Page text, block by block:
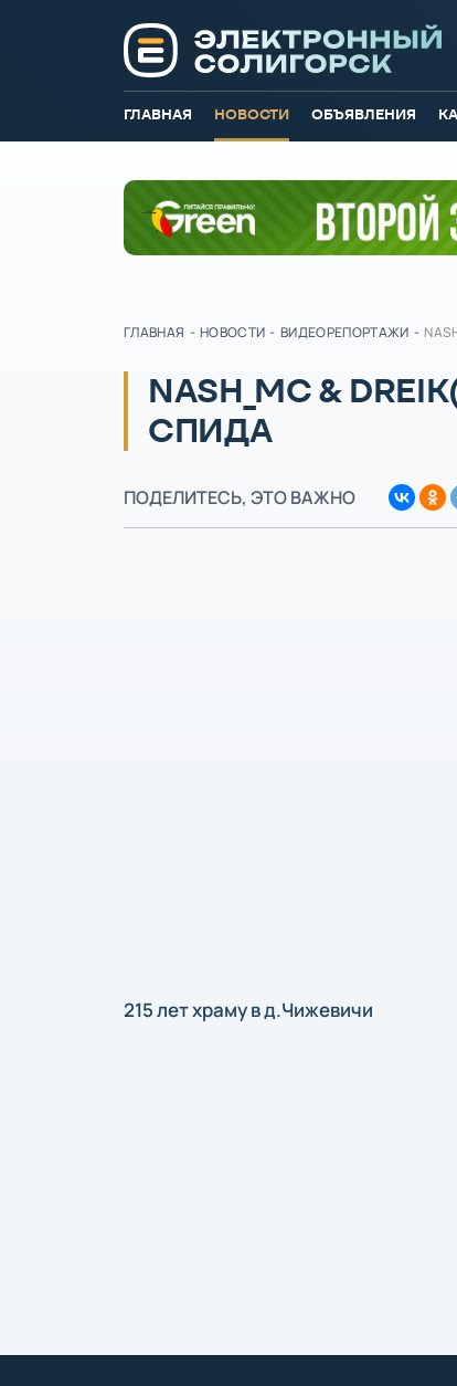
ГЛАВНАЯ НОВОСТИ ОБЪЯВЛЕНИЯ
ГЛАВНАЯ - НОВОСТИ - ВИДЕОРЕПОРТАЖИ -
NASH_MC &
СПИДА
ПОДЕЛИТЕСЬ, ЭТО ВАЖНО
215 лет храму в д.Чижевичи